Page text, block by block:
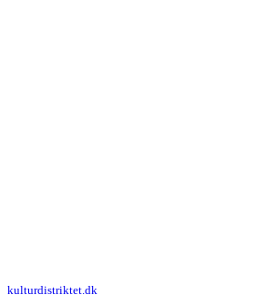
kulturdistriktet.dk